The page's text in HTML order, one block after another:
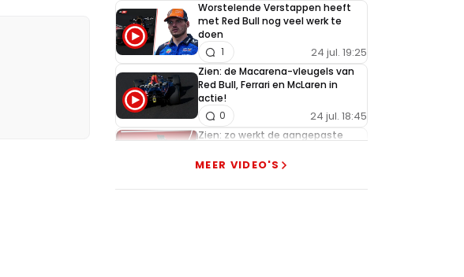
Worstelende Verstappen heeft
met Red Bull nog veel werk te
doen
24 jul. 19:25
1
Zien: de Macarena-vleugels van
Red Bull, Ferrari en McLaren in
actie!
24 jul. 18:45
0
Zien: zo werkt de aangepaste
3
MEER VIDEO'S